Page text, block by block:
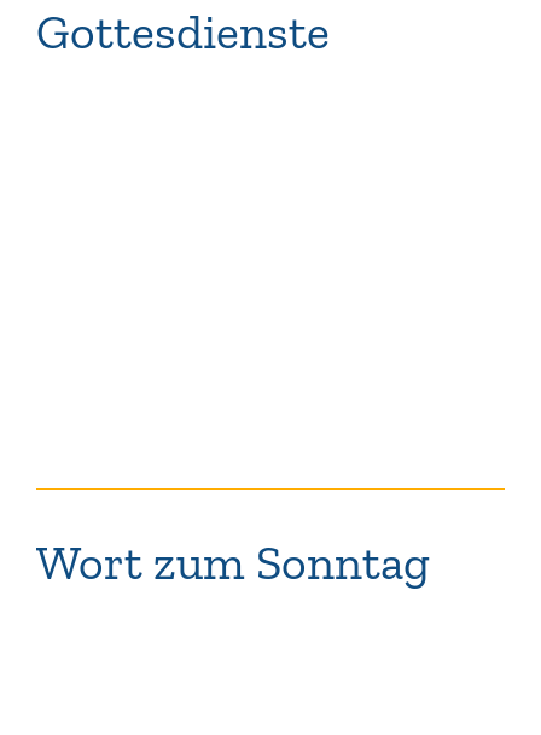
Gottesdienste
Wort zum Sonntag